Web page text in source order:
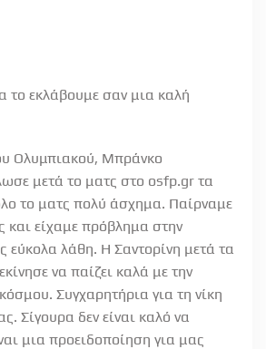
το εκλάβουμε σαν μια καλή
Ολυμπιακού, Μπράνκο
μετά το ματς στο osfp.gr τα
το ματς πολύ άσχημα. Παίρναμε
και είχαμε πρόβλημα στην
εύκολα λάθη. Η Σαντορίνη μετά τα
να παίζει καλά με την
Συγχαρητήρια για τη νίκη
Σίγουρα δεν είναι καλό να
μια προειδοποίηση για μας